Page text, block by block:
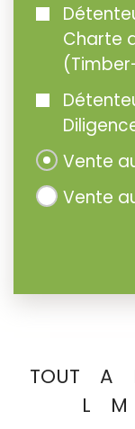
Charte
Vente
Vente
TOUT A
L
M